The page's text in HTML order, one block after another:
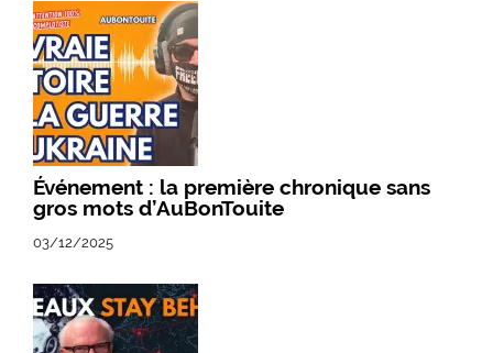
Événement : la première chronique sans
gros mots d’AuBonTouite
03/12/2025